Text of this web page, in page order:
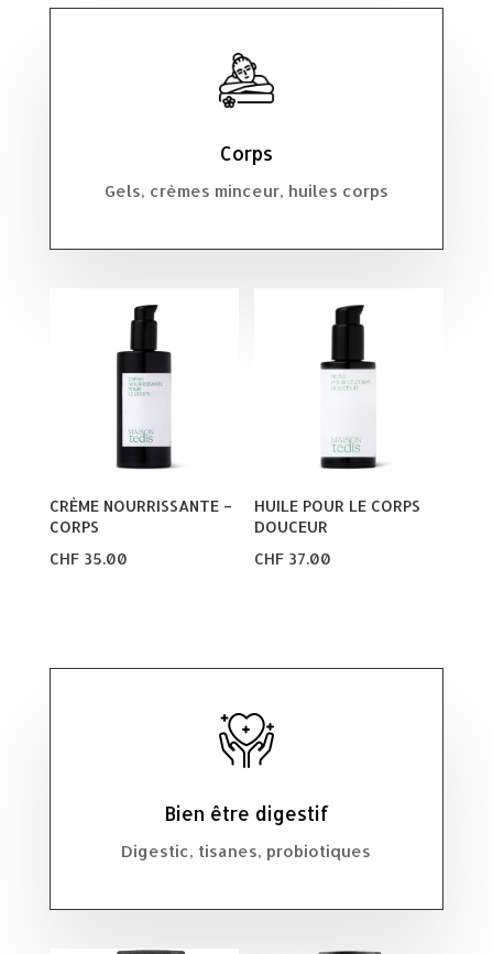
Corps
Gels, crèmes minceur, huiles corps
CRÈME NOURRISSANTE –
CORPS
CHF35.00
HUILE POUR LE CORPS
DOUCEUR
CHF 37.00
Bien être digestif
Digestic, tisanes, probiotiques